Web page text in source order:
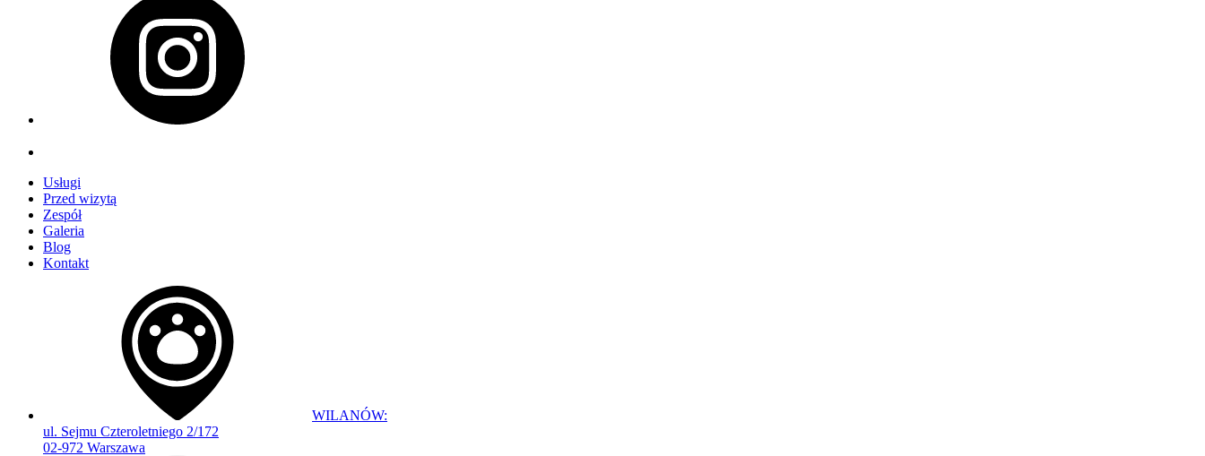
Usługi
Przed wizytą
Zespół
Galeria
Blog
Kontakt
WILANÓW:
ul. Sejmu Czteroletniego 2/172
02-972 Warszawa